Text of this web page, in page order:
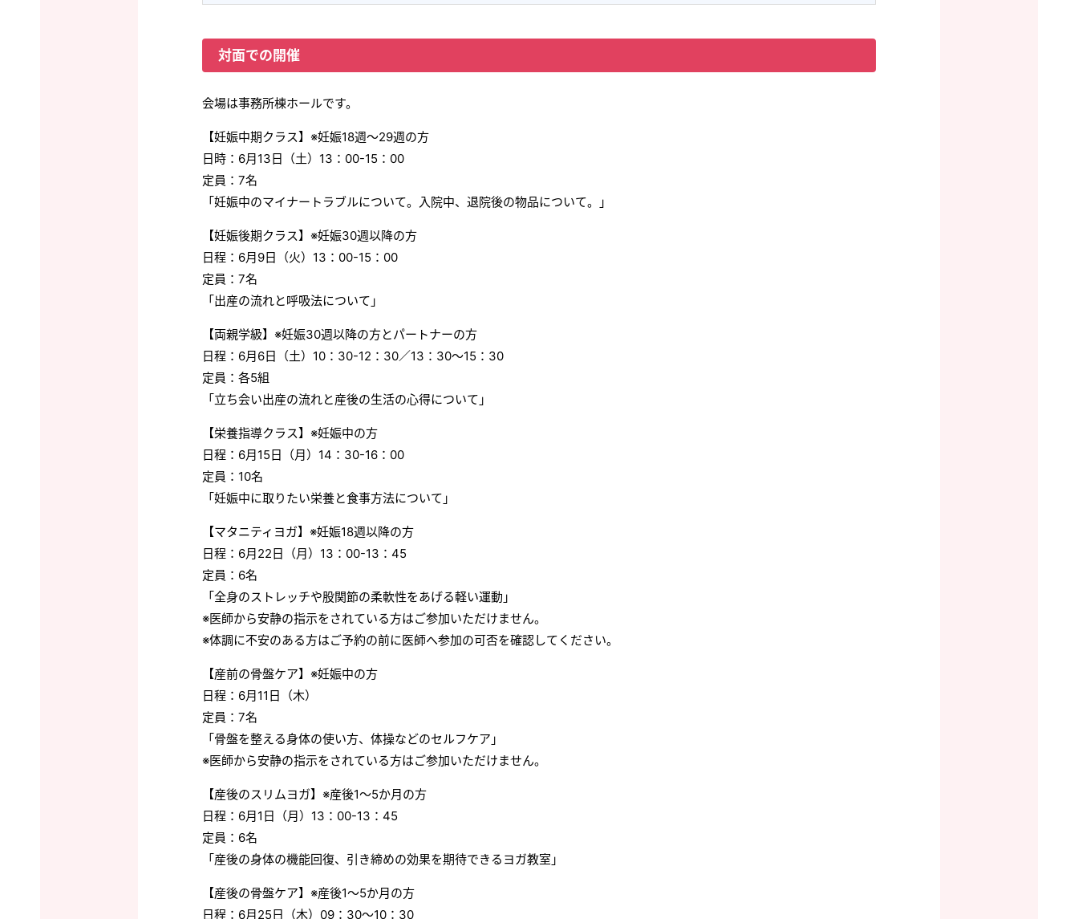
対面での開催
会場は事務所棟ホールです。
【妊娠中期クラス】※妊娠18週～29週の方
日時：6月13日（土）13：00-15：00
定員：7名
「妊娠中のマイナートラブルについて。入院中、退院後の物品について。」
【妊娠後期クラス】※妊娠30週以降の方
日程：6月9日（火）13：00-15：00
定員：7名
「出産の流れと呼吸法について」
【両親学級】※妊娠30週以降の方とパートナーの方
日程：6月6日（土）10：30-12：30／13：30～15：30
定員：各5組
「立ち会い出産の流れと産後の生活の心得について」
【栄養指導クラス】※妊娠中の方
日程：6月15日（月）14：30-16：00
定員：10名
「妊娠中に取りたい栄養と食事方法について」
【マタニティヨガ】※妊娠18週以降の方
日程：6月22日（月）13：00-13：45
定員：6名
「全身のストレッチや股関節の柔軟性をあげる軽い運動」
※医師から安静の指示をされている方はご参加いただけません。
※体調に不安のある方はご予約の前に医師へ参加の可否を確認してください。
【産前の骨盤ケア】※妊娠中の方
日程：6月11日（木）
定員：7名
「骨盤を整える身体の使い方、体操などのセルフケア」
※医師から安静の指示をされている方はご参加いただけません。
【産後のスリムヨガ】※産後1～5か月の方
日程：6月1日（月）13：00-13：45
定員：6名
「産後の身体の機能回復、引き締めの効果を期待できるヨガ教室」
【産後の骨盤ケア】※産後1～5か月の方
日程：6月25日（木）09：30～10：30